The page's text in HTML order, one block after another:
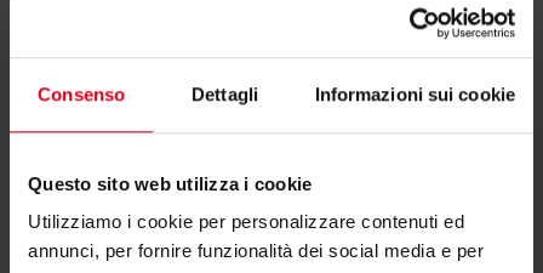
Consenso Dettagli Informazioni sui cookie
Questo sito web utilizza i cookie
Utilizziamo i cookie per personalizzare contenuti ed
annunci, per fornire funzionalità dei social media e per
Se hai bisogno di ulteriori informazioni contatta il